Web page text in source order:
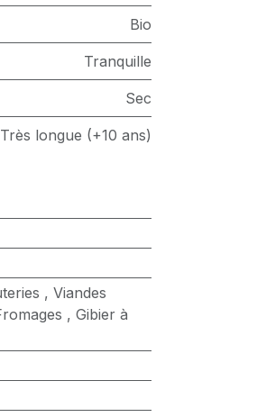
Bio
Tranquille
Sec
Très longue (+10 ans)
, Viandes
, Gibier à